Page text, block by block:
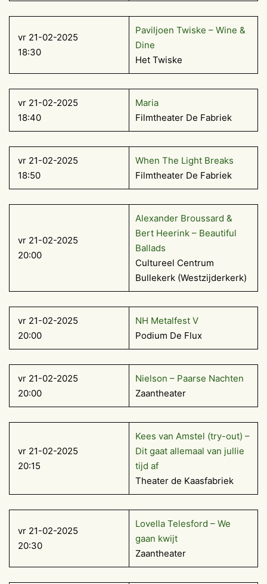
vr 21-02-2025
18:30
Paviljoen Twiske – Wine &
Dine
Het Twiske
vr 21-02-2025
18:40
Maria
Filmtheater De Fabriek
vr 21-02-2025
18:50
When The Light Breaks
Filmtheater De Fabriek
vr 21-02-2025
20:00
Alexander Broussard &
Bert Heerink – Beautiful
Ballads
Cultureel Centrum
Bullekerk (Westzijderkerk)
vr 21-02-2025
20:00
NH Metalfest V
Podium De Flux
vr 21-02-2025
20:00
Nielson – Paarse Nachten
Zaantheater
vr 21-02-2025
20:15
Kees van Amstel (try-out) –
Dit gaat allemaal van jullie
tijd af
Theater de Kaasfabriek
vr 21-02-2025
20:30
Lovella Telesford – We
gaan kwijt
Zaantheater